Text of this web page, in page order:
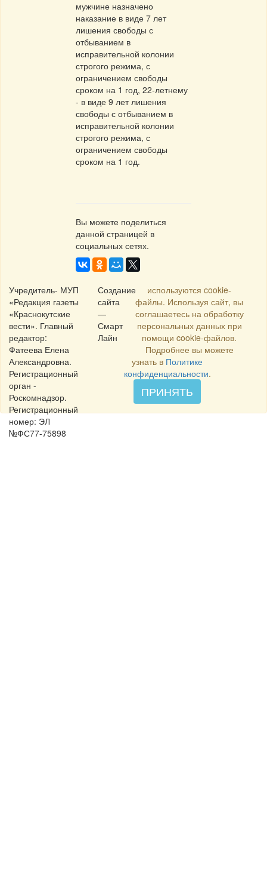
мужчине назначено
наказание в виде 7 лет
лишения свободы с
отбыванием в
исправительной колонии
строгого режима, с
ограничением свободы
сроком на 1 год, 22-летнему
- в виде 9 лет лишения
свободы с отбыванием в
исправительной колонии
строгого режима, с
ограничением свободы
сроком на 1 год.
Вы можете поделиться
данной страницей в
социальных сетях.
Учредитель- МУП
«Редакция газеты
«Краснокутские
вести». Главный
редактор:
Фатеева Елена
Александровна.
Регистрационный
орган -
Роскомнадзор.
Регистрационный
номер: ЭЛ
№ФС77-75898
Создание
сайта
—
Смарт
Лайн
используются cookie-
файлы. Используя сайт, вы
соглашаетесь на обработку
персональных данных при
помощи cookie-файлов.
Подробнее вы можете
узнать в Политике
конфиденциальности.
ПРИНЯТЬ